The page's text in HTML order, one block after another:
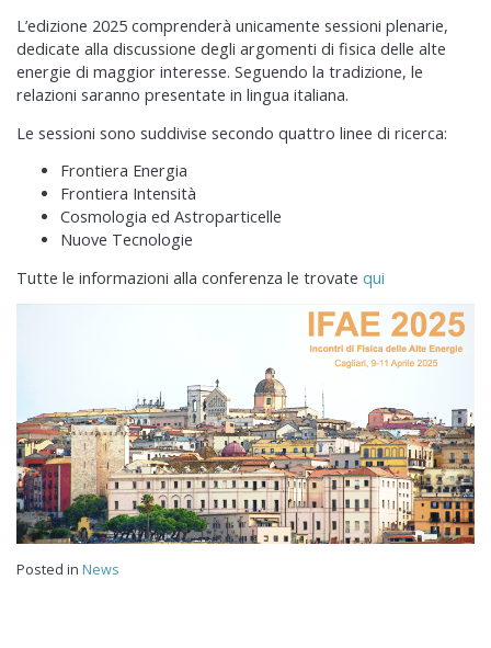
L’edizione 2025 comprenderà unicamente sessioni plenarie,
dedicate alla discussione degli argomenti di fisica delle alte
energie di maggior interesse. Seguendo la tradizione, le
relazioni saranno presentate in lingua italiana.
Le sessioni sono suddivise secondo quattro linee di ricerca:
Frontiera Energia
Frontiera Intensità
Cosmologia ed Astroparticelle
Nuove Tecnologie
Tutte le informazioni alla conferenza le trovate qui
Posted in News